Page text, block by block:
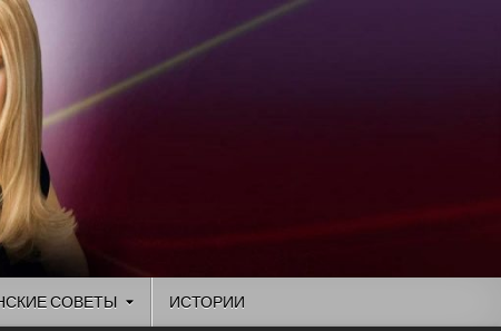
СОВЕТЫ ИСТОРИИ